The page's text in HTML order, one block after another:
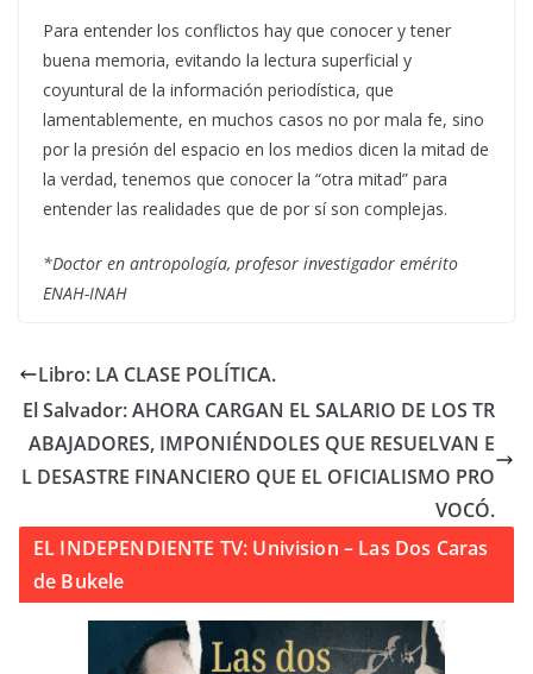
Para entender los conflictos hay que conocer y tener
buena memoria, evitando la lectura superficial y
coyuntural de la información periodística, que
lamentablemente, en muchos casos no por mala fe, sino
por la presión del espacio en los medios dicen la mitad de
la verdad, tenemos que conocer la “otra mitad” para
entender las realidades que de por sí son complejas.
*Doctor en antropología, profesor investigador emérito
ENAH-INAH
Libro: LA CLASE POLÍTICA.
El Salvador: AHORA CARGAN EL SALARIO DE LOS TR
ABAJADORES, IMPONIÉNDOLES QUE RESUELVAN E
L DESASTRE FINANCIERO QUE EL OFICIALISMO PRO
VOCÓ.
EL INDEPENDIENTE TV: Univision – Las Dos Caras
de Bukele